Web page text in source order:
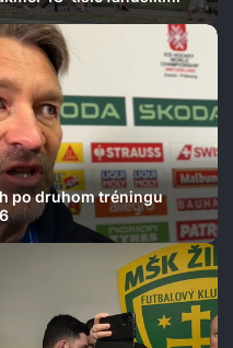
po druhom tréningu